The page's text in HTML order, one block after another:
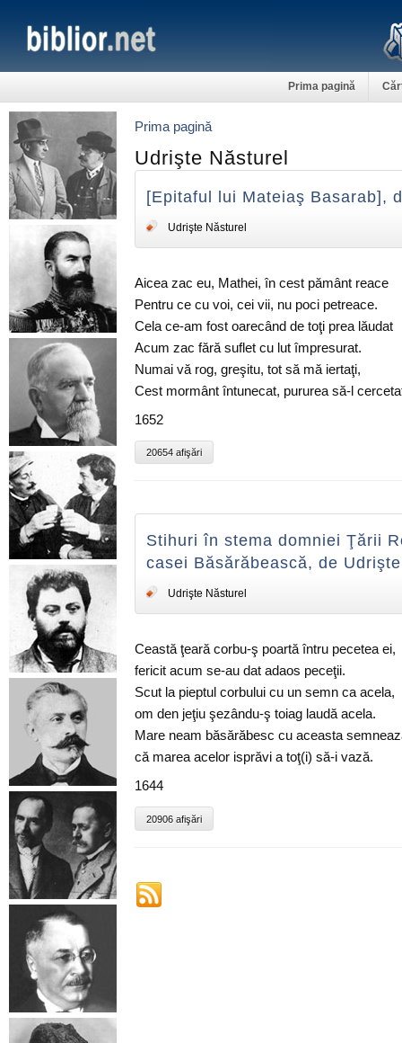
Prima pagină
Prima pagină
Udrişte Năsturel
[Epitaful lui Mateiaş Basarab],
Udrişte Năsturel
Aicea zac eu, Mathei, în cest pământ reace
Pentru ce cu voi, cei vii, nu poci petreace.
Cela ce-am fost oarecând de toţi prea lăudat
Acum zac fără suflet cu lut împresurat.
Numai vă rog, greşitu, tot să mă iertaţi,
Cest mormânt întunecat, pururea să-l
1652
20654 afişări
Stihuri în stema domniei Ţării
casei Băsărăbească, de
Udrişte Năsturel
Ceastă ţeară corbu-ş poartă întru pecetea ei,
fericit acum se-au dat adaos peceţii.
Scut la pieptul corbului cu un semn ca acela,
om den jeţiu şezându-ş toiag laudă acela.
Mare neam băsărăbesc cu aceasta
că marea acelor isprăvi a toţ(i) să-i vază.
1644
20906 afişări